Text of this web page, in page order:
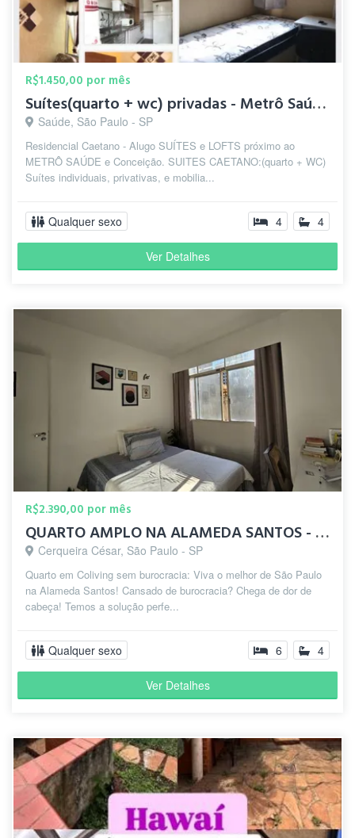
R$1.450,00 por mês
Suítes(quarto + wc) privadas - Metrô Saúde/S.Judas/Conceição
Saúde, São Paulo - SP
Residencial Caetano - Alugo SUÍTES e LOFTS próximo ao
METRÔ SAÚDE e Conceição. SUITES CAETANO:(quarto + WC)
Suítes individuais, privativas, e mobilia...
Qualquer sexo 4 4
Ver Detalhes
R$2.390,00 por mês
QUARTO AMPLO NA ALAMEDA SANTOS - JARDINS (TUDO INCLUSO)
Cerqueira César, São Paulo - SP
Quarto em Coliving sem burocracia: Viva o melhor de São Paulo
na Alameda Santos! Cansado de burocracia? Chega de dor de
cabeça! Temos a solução perfe...
Qualquer sexo 6 4
Ver Detalhes